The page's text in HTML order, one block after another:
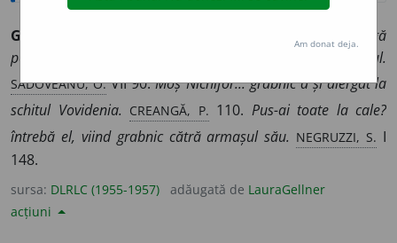
GR
Puse mîna stîngă
pe spadă și cu dreapta își pipăi și-și îndreptă grabnic gulerul.
SADOVEANU, O.VII 90.Moș Nichifor... grabnic a și alergat la
schitul Vovidenia. CREANGĂ, P. 110. Pus-ai toate la cale?
întrebă el, viind grabnic cătră armașul său. NEGRUZZI, S. I
148.
sursa: DLRLC (1955-1957) adăugată de LauraGellner
acțiuni
Am donat deja.